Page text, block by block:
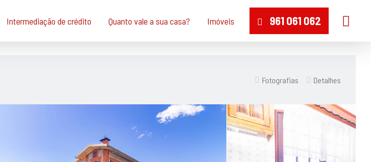
Intermediação de crédito Quanto vale a sua casa? Imóveis 961 061 062
Fotografias Detalhes